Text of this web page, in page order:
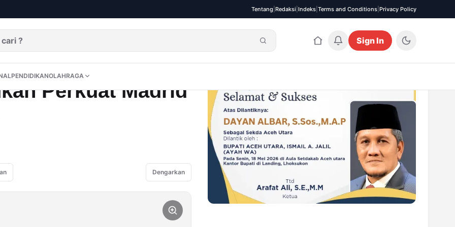
Tentang Redaksi Indeks Terms and Conditions Privacy Policy
OPININUSANTARAINTERNASIONALPENDIDIKANOLAHRAGA
Sign In
PENDIDIKANOLAHRAGA
Lawan Benfica
Perkuat Madrid
Dengarkan